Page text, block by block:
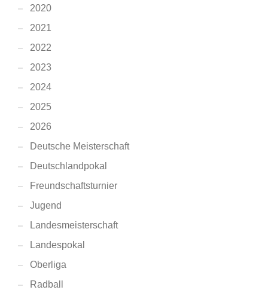
2020
2021
2022
2023
2024
2025
2026
Deutsche Meisterschaft
Deutschlandpokal
Freundschaftsturnier
Jugend
Landesmeisterschaft
Landespokal
Oberliga
Radball